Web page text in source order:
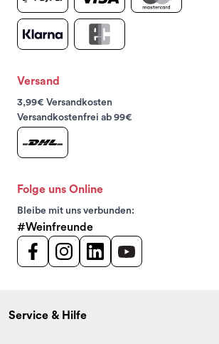
Versand
3,99€ Versandkosten
Versandkostenfrei ab 99€
Folge uns Online
Bleibe mit uns verbunden:
#Weinfreunde
Service & Hilfe